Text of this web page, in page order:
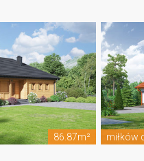
86.87m² miłków